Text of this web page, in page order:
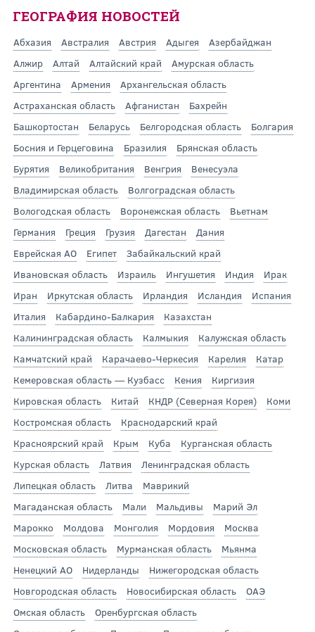
ГЕОГРАФИЯ НОВОСТЕЙ
Абхазия Австралия Австрия Адыгея
Азербайджан
Алжир
Алтай Алтайский край
Амурская область
Аргентина
Армения
Архангельская область
Астраханская область
Афганистан
Бахрейн
Башкортостан
Беларусь Белгородская область
Болгария
Босния и Герцеговина
Бразилия
Брянская область
Бурятия
Великобритания Венгрия
Венесуэла
Владимирская область
Волгоградская область
Вологодская область
Воронежская область
Вьетнам
Германия
Греция Грузия Дагестан
Дания
Еврейская АО
Египет
Забайкальский край
Ивановская область
Израиль Ингушетия Индия
Ирак
Иран
Иркутская область Ирландия Исландия
Испания
Италия
Кабардино-Балкария
Казахстан
Калининградская область
Калмыкия
Калужская область
Камчатский край
Карачаево-Черкесия Карелия
Катар
Кемеровская область — Кузбасс
Кения
Киргизия
Кировская область
Китай КНДР (Северная Корея)
Коми
Костромская область
Краснодарский край
Красноярский край
Крым Куба
Курганская область
Курская область
Латвия
Ленинградская область
Липецкая область
Литва
Маврикий
Магаданская область
Мали Мальдивы
Марий Эл
Марокко
Молдова Монголия Мордовия
Москва
Московская область
Мурманская область
Мьянма
Ненецкий АО
Нидерланды
Нижегородская область
Новгородская область
Новосибирская область
ОАЭ
Омская область
Оренбургская область